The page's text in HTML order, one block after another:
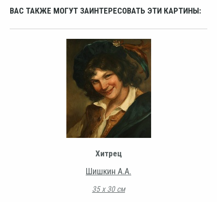
ВАС ТАКЖЕ МОГУТ ЗАИНТЕРЕСОВАТЬ ЭТИ КАРТИНЫ:
Хитрец
Шишкин А.А.
35 х 30 см